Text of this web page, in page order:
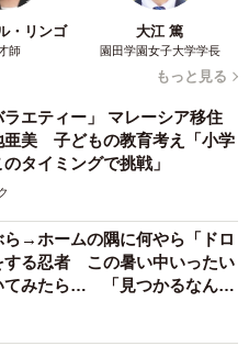
・リンゴ
師
大江 篤
園田学園女子大学学長
もっと見る
ラエティー」 マレーシア移住
亜美 子どもの教育考え「小学
タイミングで挑戦」
ら→ホームの隅に何やら「ドロ
する忍者 この暑い中いったい
みたら… 「見つかるなんて